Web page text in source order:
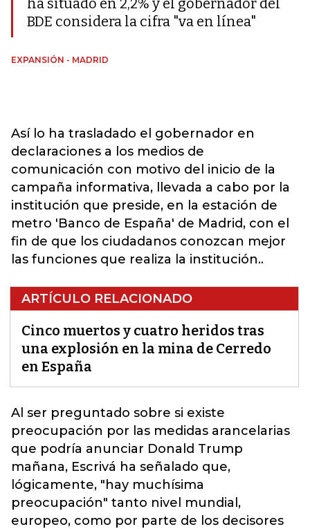
ha situado en 2,2% y el gobernador del
BDE considera la cifra "va en línea"
EXPANSIÓN - MADRID
Así lo ha trasladado el gobernador en
declaraciones a los medios de
comunicación con motivo del inicio de la
campaña informativa, llevada a cabo por la
institución que preside, en la estación de
metro 'Banco de España' de Madrid, con el
fin de que los ciudadanos conozcan mejor
las funciones que realiza la institución..
ARTÍCULO RELACIONADO
Cinco muertos y cuatro heridos tras
una explosión en la mina de Cerredo
en España
Al ser preguntado sobre si existe
preocupación por las medidas arancelarias
que podría anunciar Donald Trump
mañana, Escrivá ha señalado que,
lógicamente, "hay muchísima
preocupación" tanto nivel mundial,
europeo, como por parte de los decisores